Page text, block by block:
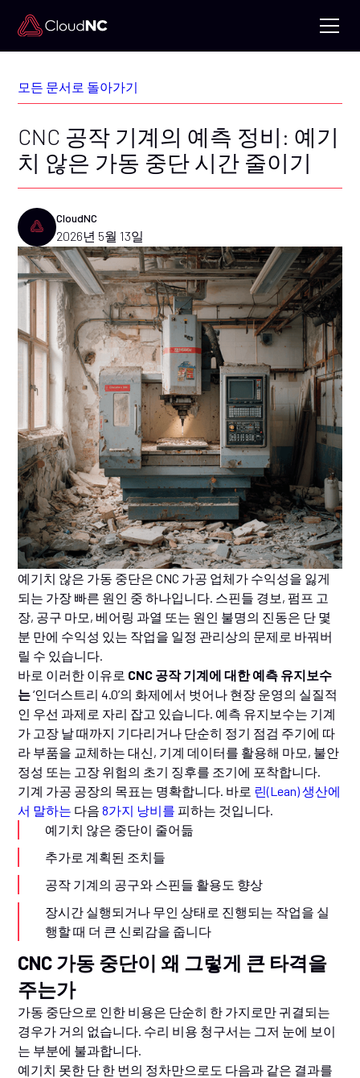
모든 문서로 돌아가기
CNC 공작 기계의 예측 정비: 예기
치 않은 가동 중단 시간 줄이기
CloudNC
2026년 5월 13일
예기치 않은 가동 중단은 CNC 가공 업체가 수익성을 잃게
되는 가장 빠른 원인 중 하나입니다. 스핀들 경보, 펌프 고
장, 공구 마모, 베어링 과열 또는 원인 불명의 진동은 단 몇
분 만에 수익성 있는 작업을 일정 관리상의 문제로 바꿔버
릴 수 있습니다.
바로 이러한 이유로 CNC 공작 기계에 대한 예측 유지보수
는‘인더스트리 4.0’의 화제에서 벗어나 현장 운영의 실질적
인 우선 과제로 자리 잡고 있습니다. 예측 유지보수는 기계
가 고장 날 때까지 기다리거나 단순히 정기 점검 주기에 따
라 부품을 교체하는 대신, 기계 데이터를 활용해 마모, 불안
정성 또는 고장 위험의 초기 징후를 조기에 포착합니다.
기계 가공 공장의 목표는 명확합니다. 바로 린(Lean) 생산에
서 말하는 다음8가지 낭비를 피하는 것입니다.
예기치 않은 중단이 줄어듦
추가로 계획된 조치들
공작 기계의 공구와 스핀들 활용도 향상
장시간 실행되거나 무인 상태로 진행되는 작업을 실
행할 때 더 큰 신뢰감을 줍니다
CNC 가동 중단이 왜 그렇게 큰 타격을
주는가
가동 중단으로 인한 비용은 단순히 한 가지로만 귀결되는
경우가 거의 없습니다. 수리 비용 청구서는 그저 눈에 보이
는 부분에 불과합니다.
예기치 못한 단 한 번의 정차만으로도 다음과 같은 결과를